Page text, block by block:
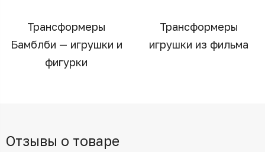
Трансформеры
Бамблби — игрушки и
фигурки
Трансформеры
игрушки из фильма
Отзывы о товаре